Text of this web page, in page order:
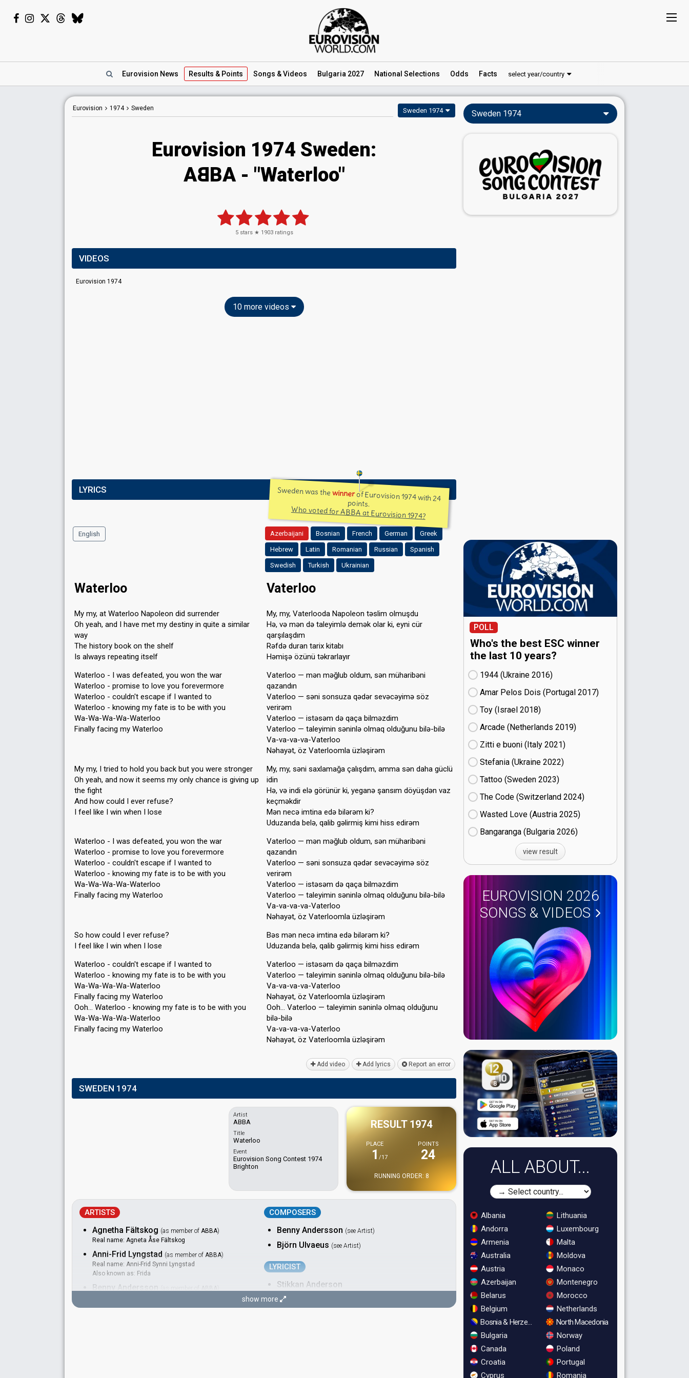
Eurovision News Results & Points Songs & Videos Bulgaria 2027 National Selections Odds Facts select year/country
Eurovision 1974 Sweden Sweden 1974
Eurovision 1974 Sweden:
ABBA - "Waterloo"
5stars ★ 1903ratings
VIDEOS
Eurovision 1974
10 more videos
LYRICS Sweden was thewinnerof Eurovision 1974 with 24
points.
Who voted for ABBA at Eurovision 1974?
English Azerbaijani Bosnian French German Greek
Hebrew Latin Romanian Russian Spanish
Swedish Turkish Ukrainian
Waterloo
My my, at Waterloo Napoleon did surrender
Oh yeah, and I have met my destiny in quite a similar
way
The history book on the shelf
Is always repeating itself
Waterloo - I was defeated, you won the war
Waterloo - promise to love you forevermore
Waterloo - couldn't escape if I wanted to
Waterloo - knowing my fate is to be with you
Wa-Wa-Wa-Wa-Waterloo
Finally facing my Waterloo
My my, I tried to hold you back but you were stronger
Oh yeah, and now it seems my only chance is giving up
the fight
And how could I ever refuse?
I feel like I win when I lose
Waterloo - I was defeated, you won the war
Waterloo - promise to love you forevermore
Waterloo - couldn't escape if I wanted to
Waterloo - knowing my fate is to be with you
Wa-Wa-Wa-Wa-Waterloo
Finally facing my Waterloo
So how could I ever refuse?
I feel like I win when I lose
Waterloo - couldn't escape if I wanted to
Waterloo - knowing my fate is to be with you
Wa-Wa-Wa-Wa-Waterloo
Finally facing my Waterloo
Ooh… Waterloo - knowing my fate iѕ to be with you
Wa-Wa-Wa-Wa-Waterloo
Finally facing my Wаterloo
Vaterloo
My, my, Vaterlooda Napoleon təslim olmuşdu
Hə, və mən də taleyimlə demək olar ki, eyni cür
qarşılaşdım
Rəfdə duran tarix kitabı
Həmişə özünü təkrarlayır
Vaterloo — mən məğlub oldum, sən müharibəni
qazandın
Vaterloo — səni sonsuza qədər sevəcəyimə söz
verirəm
Vaterloo — istəsəm də qaça bilməzdim
Vaterloo — taleyimin səninlə olmaq olduğunu bilə-bilə
Va-va-va-va-Vaterloo
Nəhayət, öz Vaterloomla üzləşirəm
My, my, səni saxlamağa çalışdım, amma sən daha güclü
idin
Hə, və indi elə görünür ki, yeganə şansım döyüşdən vaz
keçməkdir
Mən necə imtina edə bilərəm ki?
Uduzanda belə, qalib gəlirmiş kimi hiss edirəm
Vaterloo — mən məğlub oldum, sən müharibəni
qazandın
Vaterloo — səni sonsuza qədər sevəcəyimə söz
verirəm
Vaterloo — istəsəm də qaça bilməzdim
Vaterloo — taleyimin səninlə olmaq olduğunu bilə-bilə
Va-va-va-va-Vaterloo
Nəhayət, öz Vaterloomla üzləşirəm
Bəs mən necə imtina edə bilərəm ki?
Uduzanda belə, qalib gəlirmiş kimi hiss edirəm
Vaterloo — istəsəm də qaça bilməzdim
Vaterloo — taleyimin səninlə olmaq olduğunu bilə-bilə
Va-va-va-va-Vaterloo
Nəhayət, öz Vaterloomla üzləşirəm
Ooh… Vaterloo — taleyimin ѕəninlə olmaq olduğunu
bilə-bilə
Va-va-va-va-Vaterloo
Nəhayət, öz Vaterloomlа üzləşirəm
Add video Add lyrics Report an error
SWEDEN 1974
Artist
ABBA
Title
Waterloo
Event
Eurovision Song Contest 1974
Brighton
RESULT 1974
PLACE
1 /17
POINTS
24
RUNNING ORDER: 8
ARTISTS
Agnetha Fältskog (as member of ABBA)
Real name: Agneta Åse Fältskog
Anni-Frid Lyngstad (as member of ABBA)
Real name: Anni-Frid Synni Lyngstad
Also known as: Frida
Benny Andersson
COMPOSERS
Benny Andersson (see Artist)
Björn Ulvaeus (see Artist)
LYRICIST
Stikkan Anderson
show more
Sweden 1974
POLL
Who's the best ESC winner
the last 10 years?
1944 (Ukraine
16)
Amar Pelos Dois (Portugal
17)
Toy (Israel
18)
Arcade (Netherlands
19)
Zitti e buoni​ (Italy
21)
Stefania (Ukraine
22)
Tattoo (Sweden
23)
The Code (Switzerland
24)
Wasted Love (Austria
25)
Bangaranga (Bulgaria
26)
view result
EUROVISION 2026
SONGS & VIDEOS
ALL ABOUT...
Albania
Andorra
Armenia
Australia
Austria
Azerbaijan
Belarus
Belgium
Bosnia & Herzegovina
Bulgaria
Canada
Croatia
Cyprus
Lithuania
Luxembourg
Malta
Moldova
Monaco
Montenegro
Morocco
Netherlands
North Macedonia
Norway
Poland
Portugal
Romania